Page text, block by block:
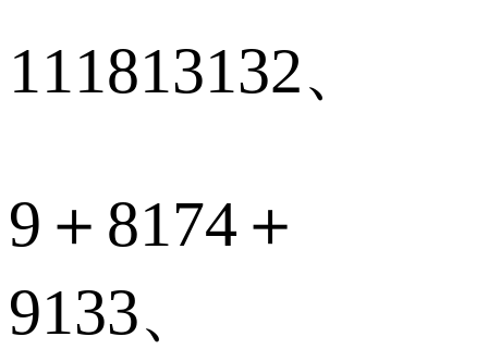
111813132、
9＋8174＋
9133、